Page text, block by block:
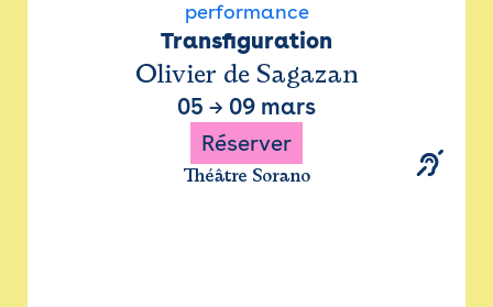
performance
Transfiguration
Olivier de Sagazan
05 → 09 mars
Réserver
Théâtre Sorano